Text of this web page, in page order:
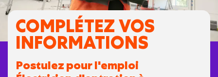
COMPLÉTEZ VOS
INFORMATIONS
Postulez pour l'emploi